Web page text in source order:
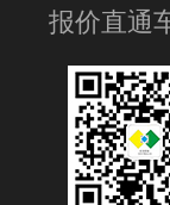
报价直通